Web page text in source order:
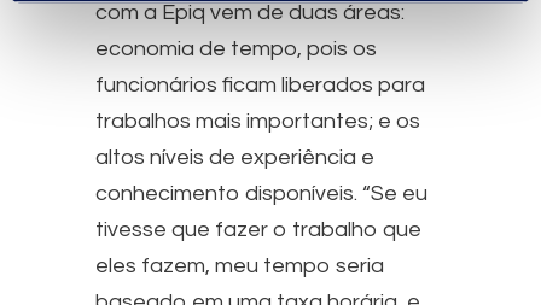
com a Epiq vem de duas áreas:
economia de tempo, pois os
funcionários ficam liberados para
trabalhos mais importantes; e os
altos níveis de experiência e
conhecimento disponíveis. “Se eu
tivesse que fazer o trabalho que
eles fazem, meu tempo seria